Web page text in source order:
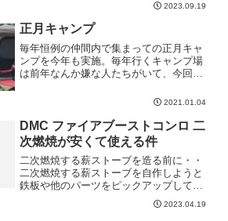
されていて完成を楽しみにしていまし
た。名護と言ってもほとんど今帰仁で
す。実家を思い出す...
2023.09.19
正月キャンプ
毎年恒例の仲間内で集まっての正月キャ
ンプを今年も実施。毎年行くキャンプ場
は前年なんか嫌な人たちがいて、今回も
で、別のキャンプ場へ。一昨年から、
プ場が大賑わい。客の...
2021.01.04
DMC ファイアブーストコンロ 二
次燃焼が安くて使える件
二次燃焼する薪ストーブを造る前に・・
二次燃焼する薪ストーブを自作しようと
鉄板や他のパーツをピックアップしてい
ました。でも、まだ二次燃焼するストー
ブや焼き台を見たことも使ったこともあ
2023.04.19